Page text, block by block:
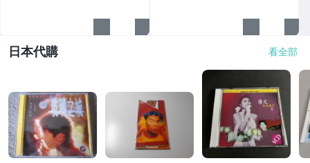
日本代購 看全部